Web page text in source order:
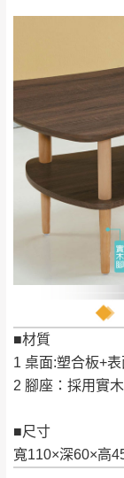
■材質
1 桌面:塑合板+
2 腳座：採用實
■尺寸
寬110×深60×高
苗栗
到貨時
｜周
台北市、新北
暫無配送地區
雄、屏東、宜蘭
（可於LINE線
快速到
機當
天在
由於百
至百
發票寄送：
若您選擇三
完成出貨15
工作天內送
退換貨說明：
若收
公司客
是全新
類產品
貨。